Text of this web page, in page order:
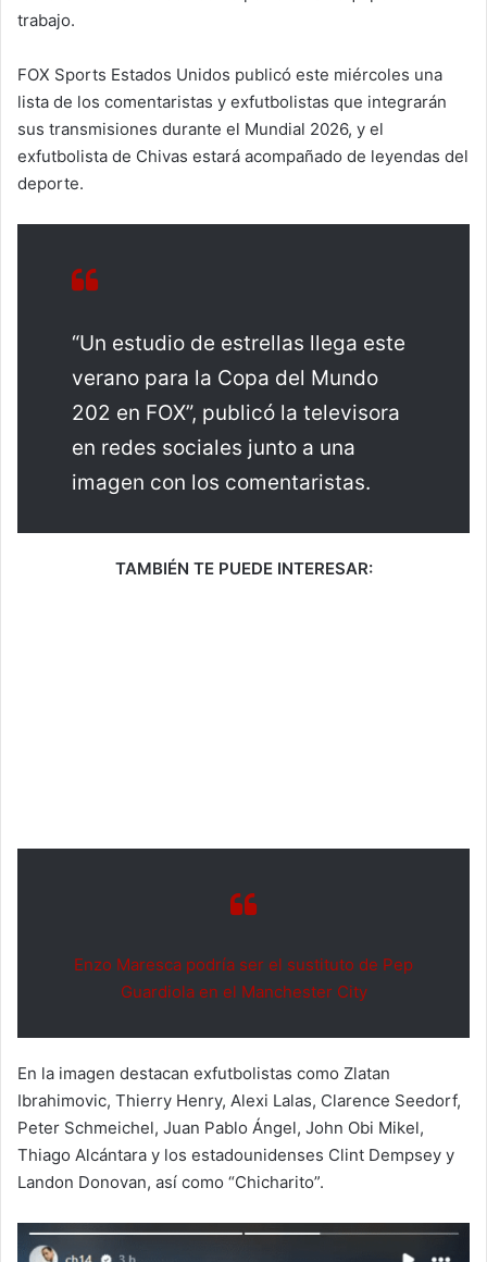
trabajo.
FOX Sports Estados Unidos publicó este miércoles una
lista de los comentaristas y exfutbolistas que integrarán
sus transmisiones durante el Mundial 2026, y el
exfutbolista de Chivas estará acompañado de leyendas del
deporte.
“Un estudio de estrellas llega este
verano para la Copa del Mundo
202 en FOX”, publicó la televisora
en redes sociales junto a una
imagen con los comentaristas.
TAMBIÉN TE PUEDE INTERESAR:
Enzo Maresca podría ser el sustituto de Pep
Guardiola en el Manchester City
En la imagen destacan exfutbolistas como Zlatan
Ibrahimovic, Thierry Henry, Alexi Lalas, Clarence Seedorf,
Peter Schmeichel, Juan Pablo Ángel, John Obi Mikel,
Thiago Alcántara y los estadounidenses Clint Dempsey y
Landon Donovan, así como “Chicharito”.